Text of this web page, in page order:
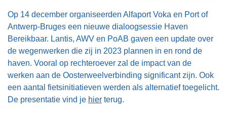
Op 14 december organiseerden Alfaport Voka en Port of
Antwerp-Bruges een nieuwe dialoogsessie Haven
Bereikbaar. Lantis, AWV en PoAB gaven een update over
de wegenwerken die zij in 2023 plannen in en rond de
haven. Vooral op rechteroever zal de impact van de
werken aan de Oosterweelverbinding significant zijn. Ook
een aantal fietsinitiatieven werden als alternatief toegelicht.
De presentatie vind je hier terug.